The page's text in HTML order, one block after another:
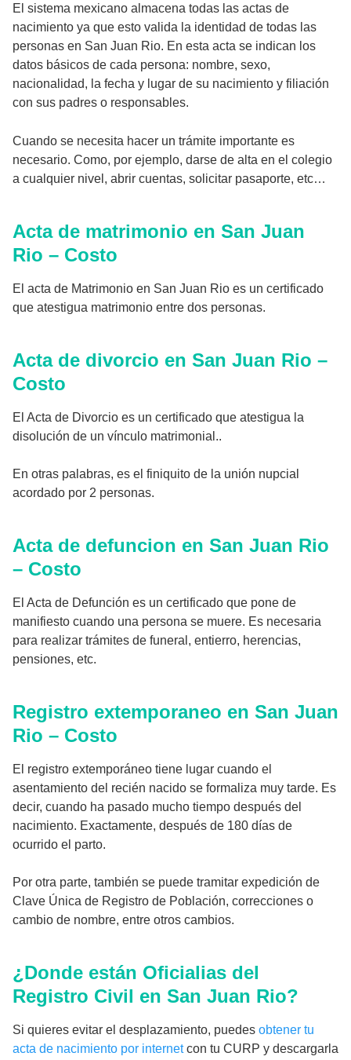
El sistema mexicano almacena todas las actas de
nacimiento ya que esto valida la identidad de todas las
personas en San Juan Rio. En esta acta se indican los
datos básicos de cada persona: nombre, sexo,
nacionalidad, la fecha y lugar de su nacimiento y filiación
con sus padres o responsables.
Cuando se necesita hacer un trámite importante es
necesario. Como, por ejemplo, darse de alta en el colegio
a cualquier nivel, abrir cuentas, solicitar pasaporte, etc…
Acta de matrimonio en San Juan
Rio – Costo
El acta de Matrimonio en San Juan Rio es un certificado
que atestigua matrimonio entre dos personas.
Acta de divorcio en San Juan Rio –
Costo
El Acta de Divorcio es un certificado que atestigua la
disolución de un vínculo matrimonial..
En otras palabras, es el finiquito de la unión nupcial
acordado por 2 personas.
Acta de defuncion en San Juan Rio
– Costo
El Acta de Defunción es un certificado que pone de
manifiesto cuando una persona se muere. Es necesaria
para realizar trámites de funeral, entierro, herencias,
pensiones, etc.
Registro extemporaneo en San Juan
Rio – Costo
El registro extemporáneo tiene lugar cuando el
asentamiento del recién nacido se formaliza muy tarde. Es
decir, cuando ha pasado mucho tiempo después del
nacimiento. Exactamente, después de 180 días de
ocurrido el parto.
Por otra parte, también se puede tramitar expedición de
Clave Única de Registro de Población, correcciones o
cambio de nombre, entre otros cambios.
¿Donde están Oficialias del
Registro Civil en San Juan Rio?
Si quieres evitar el desplazamiento, puedes obtener tu
acta de nacimiento por internetcon tu CURP y descargarla